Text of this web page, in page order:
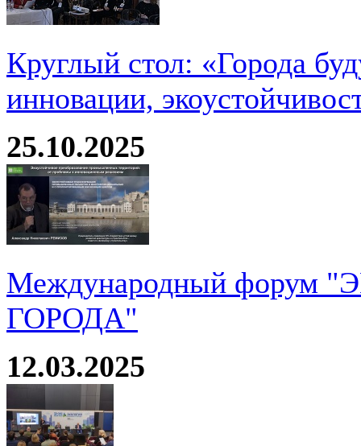
Круглый стол: «Города
инновации,
25.10.2025
Международный
ГОРОДА"
12.03.2025